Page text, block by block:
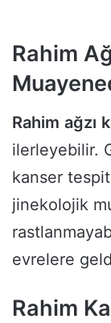
Rahim
Rahim ağzı
ilerleyebilir.
kanser
jinekolojik
evrelere
Rahim